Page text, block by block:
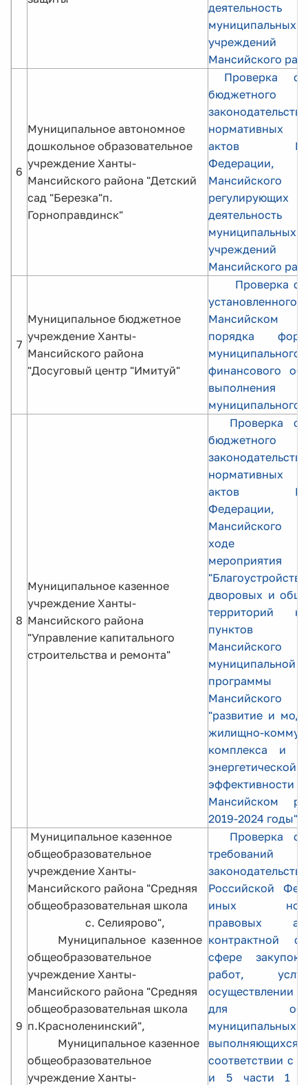
деятельность
муниципальных
учреждений
Мансийского
6
Муниципальное автономное
дошкольное образовательное
учреждение Ханты-
Мансийского района "Детский
сад "Березка"п.
Горноправдинск"
Проверка
бюджетного
нормативных
актов
Федерации,
Мансийского
регулирующих
деятельность
муниципальных
учреждений
Мансийского
7
Муниципальное бюджетное
учреждение Ханты-
Мансийского района
"Досуговый центр "Имитуй"
Проверка
Мансийском
порядка
муниципального
финансового
выполнения
муниципального
8
Муниципальное казенное
учреждение Ханты-
Мансийского района
"Управление капитального
строительства и ремонта"
Проверка
бюджетного
нормативных
актов
Федерации,
Мансийского
ходе
мероприятия
"Благоустройство
дворовых и
территорий
пунктов
Мансийского
муниципальной
программы
Мансийского
"развитие и
жилищно-
комплекса и
энергетической
Мансийском
2019-2024 годы"
9
Муниципальное казенное
общеобразовательное
учреждение Ханты-
Мансийского района "Средняя
общеобразовательная школа
с. Селиярово",
Муниципальное казенное
общеобразовательное
учреждение Ханты-
Мансийского района "Средняя
общеобразовательная школа
п.Красноленинский",
Муниципальное казенное
общеобразовательное
учреждение Ханты-
Проверка
требований
законодательства
Российской
иных
правовых
контрактной
сфере закупок
работ,
для
соответствии с
и 5 части 1